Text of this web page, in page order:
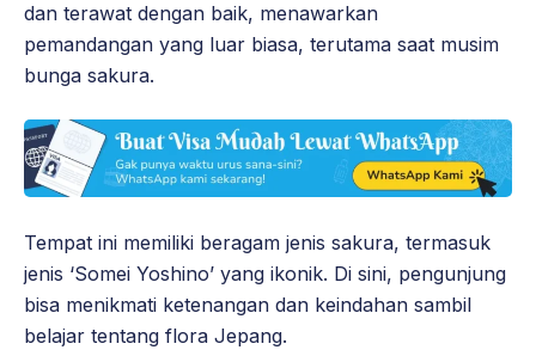
dan terawat dengan baik, menawarkan
pemandangan yang luar biasa, terutama saat musim
bunga sakura.
Tempat ini memiliki beragam jenis sakura, termasuk
jenis ‘Somei Yoshino’ yang ikonik. Di sini, pengunjung
bisa menikmati ketenangan dan keindahan sambil
belajar tentang flora Jepang.